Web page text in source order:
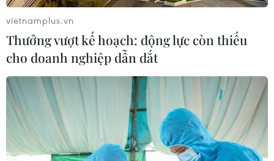
xuất vào cuối năm
29/09/2021 09:49
Với lộ trình nới lỏng 3 giai đoạn từ cuối 2021 đến đầu
2022 của Thành phố Hồ Chí Minh, nhiều doanh nghiệp
sản xuất, chiếu phim kỳ vọng được mở cửa trong tháng
10, 11 để tránh nguy cơ phá sản.
vietnamplus.vn
Thưởng vượt kế hoạch: động lực còn thiếu
cho doanh nghiệp dẫn dắt